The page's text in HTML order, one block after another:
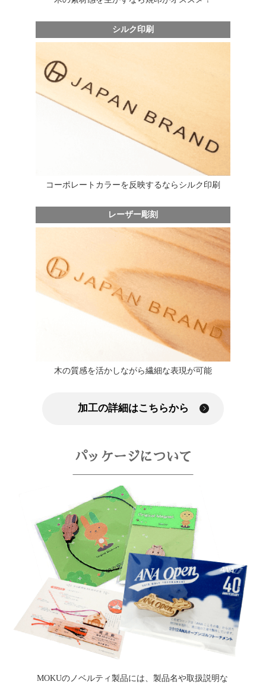
シルク印刷
コーポレートカラーを反映するならシルク印刷
レーザー彫刻
木の質感を活かしながら繊細な表現が可能
加工の詳細はこちらから
パッケージについて
MOKUのノベルティ製品には、製品名や取扱説明な